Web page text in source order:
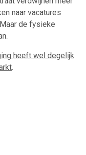
naar vacatures
de fysieke
heeft wel degelijk
.